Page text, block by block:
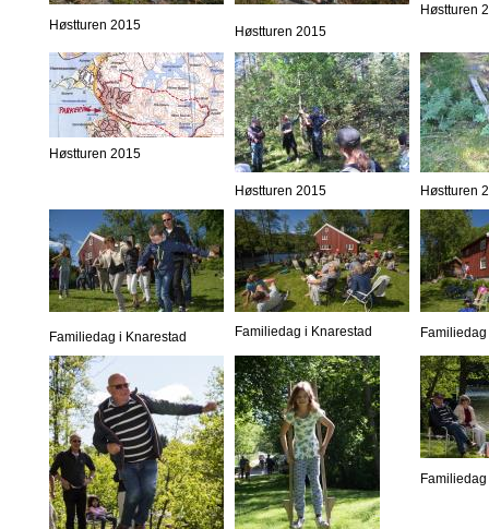
Høstturen 2015 Høstturen 2015
Høstturen
Høstturen 2015
Høstturen 2015 Høstturen
Familiedag i Knarestad Familiedag i Knarestad